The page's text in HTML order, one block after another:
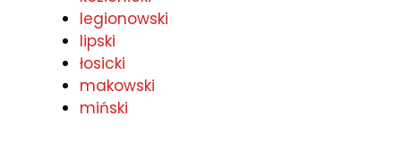
legionowski
lipski
łosicki
makowski
miński